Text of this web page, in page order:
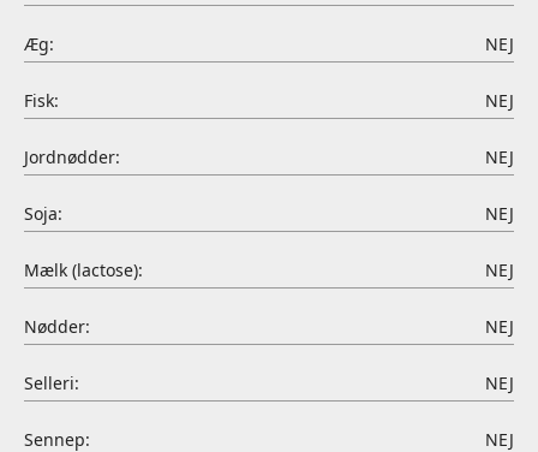
Æg: NEJ
Fisk: NEJ
Jordnødder: NEJ
Soja: NEJ
Mælk (lactose): NEJ
Nødder: NEJ
Selleri: NEJ
Sennep: NEJ